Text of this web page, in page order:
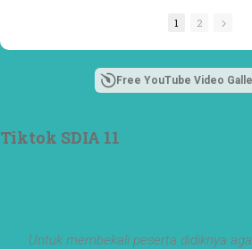
Semangat peserta
dalam Diklat
Takmir SDI Al
menjadi langkah
awal mencetak
Bismillah, semoga
1 2
Free YouTube Video
Tiktok SDIA 11
Untuk membekali peserta didiknya